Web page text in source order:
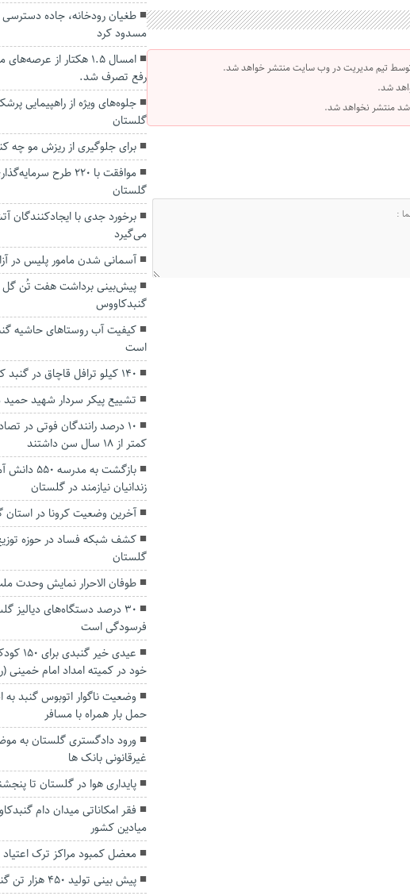
تیم مدیریت در وب سایت منتشر خواهد شد.
شد.
منتشر نخواهد شد.
طغیان رودخانه، جاده دسترسی
مسدود کرد
امسال ۱.۵ هکتار از
رفع تصرف شد.
گلستان
برای جلوگیری از ریزش مو چه
موافقت با ۲۲۰ طرح
گلستان
برخورد جدی با
می‌گیرد
آسمانی شدن مامور پلیس در
پیش‌بینی برداشت هفت تُن
گنبدکاووس
کیفیت آب روستاهای حاشیه
است
۱۴۰ کیلو ترافل قاچاق در گنبد کاووس کشف شد
تشییع پیکر سردار شهید حمید
۱۰ درصد رانندگان فوتی در
کمتر از ۱۸ سال سن داشتند
بازگشت به
زندانیان نیازمند در گلستان
آخرین وضعیت کرونا در استان
کشف شبکه فساد در حوزه
گلستان
طوفان الاحرار نمایش وحدت
۳۰ درصد دستگاه‌های
فرسودگی است
عیدی
خود در کمیته امداد امام خمینی
وضعیت ناگوار اتوبوس گنبد
حمل بار همراه با مسافر
ورود دادگستری گلستان به
غیرقانونی بانک ها
پایداری هوا در گلستان تا
فقر امکاناتی میدان دام
میادین کشور
معضل کمبود مراکز ترک
پیش بینی تولید ۴۵۰ هزار تن گندم در گلستان